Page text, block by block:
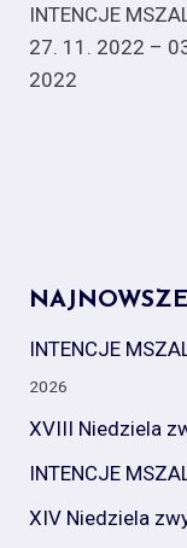
wpisu
INTENCJE
27. 11. 2022 –
2022
INTENCJE
2026
XVIII Niedziela
INTENCJE
XIV Niedziela